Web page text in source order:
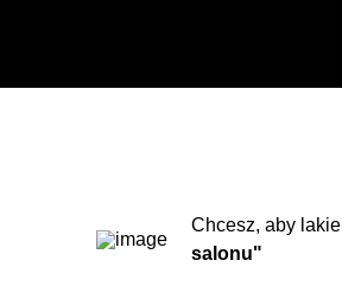
Chcesz, aby
salonu"